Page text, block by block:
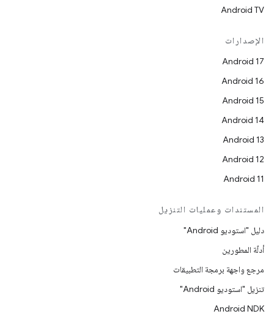
Android TV
الإصدارات
Android 17
Android 16
Android 15
Android 14
Android 13
Android 12
Android 11
المستندات وعمليات التنزيل
دليل "استوديو Android"
أدلّة المطورين
مرجع واجهة برمجة التطبيقات
تنزيل "استوديو Android"
Android NDK